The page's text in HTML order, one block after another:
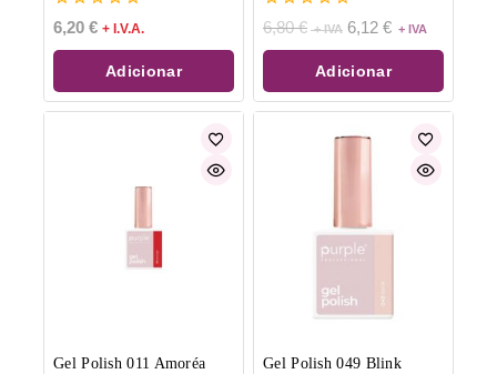
0
de
5
6,20 € + I.V.A.
Adicionar
0
de
5
6,80€ 6,12 €
Adicionar
Gel Polish 011 Amoréa Gel Polish 049 Blink